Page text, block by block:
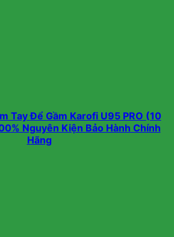
Tay Để Gầm Karofi U95 PRO (10
Nguyên Kiện Bảo Hành Chính
Hãng